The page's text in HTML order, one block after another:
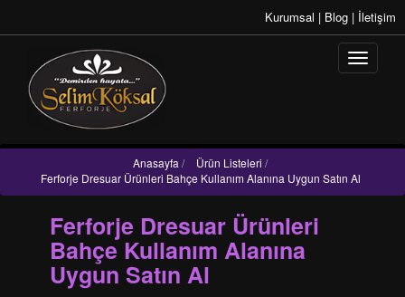
Kurumsal | Blog | İletişim
Anasayfa / Ürün Listeleri /
Ferforje Dresuar Ürünleri Bahçe Kullanım Alanına Uygun Satın Al
Ferforje Dresuar Ürünleri
Bahçe Kullanım Alanına
Uygun Satın Al